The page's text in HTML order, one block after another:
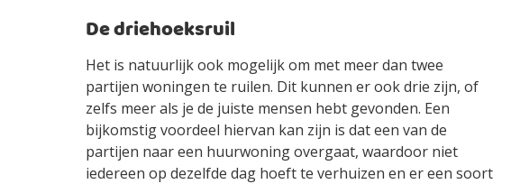
De driehoeksruil
Het is natuurlijk ook mogelijk om met meer dan twee
partijen woningen te ruilen. Dit kunnen er ook drie zijn, of
zelfs meer als je de juiste mensen hebt gevonden. Een
bijkomstig voordeel hiervan kan zijn is dat een van de
partijen naar een huurwoning overgaat, waardoor niet
iedereen op dezelfde dag hoeft te verhuizen en er een soort